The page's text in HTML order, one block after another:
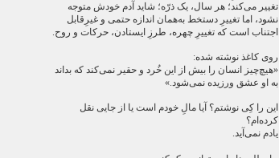
تغییر می‌کند؛ هر سال، یک ذرّه؛ شاید آدم خودش متوجه
نشود، اما تغییرِ دستخط به‌همان اندازه حتمی و غیرِقابل
اجتناب است که تغییرِ چهره، طرزِ ایستادن، حرکات و روح.
روی کاغذ نوشته شده:
«هیچ‌چیز انسان را بیش از این خُرد و حقیر نمی‌کند که بداند
به او عشق ورزیده نمی‌شود.»
این را کِی نوشتم؟ آیا مالِ خودم است یا از جایی نقل
کرده‌ام؟
یادم نمی‌آید.